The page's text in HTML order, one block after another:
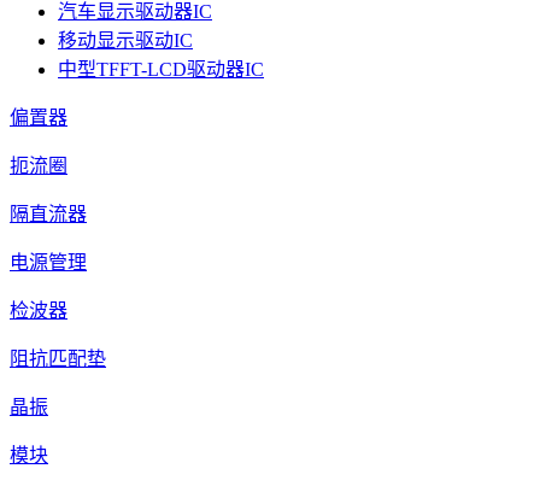
汽车显示驱动器IC
移动显示驱动IC
中型TFFT-LCD驱动器IC
偏置器
扼流圈
隔直流器
电源管理
检波器
阻抗匹配垫
晶振
模块